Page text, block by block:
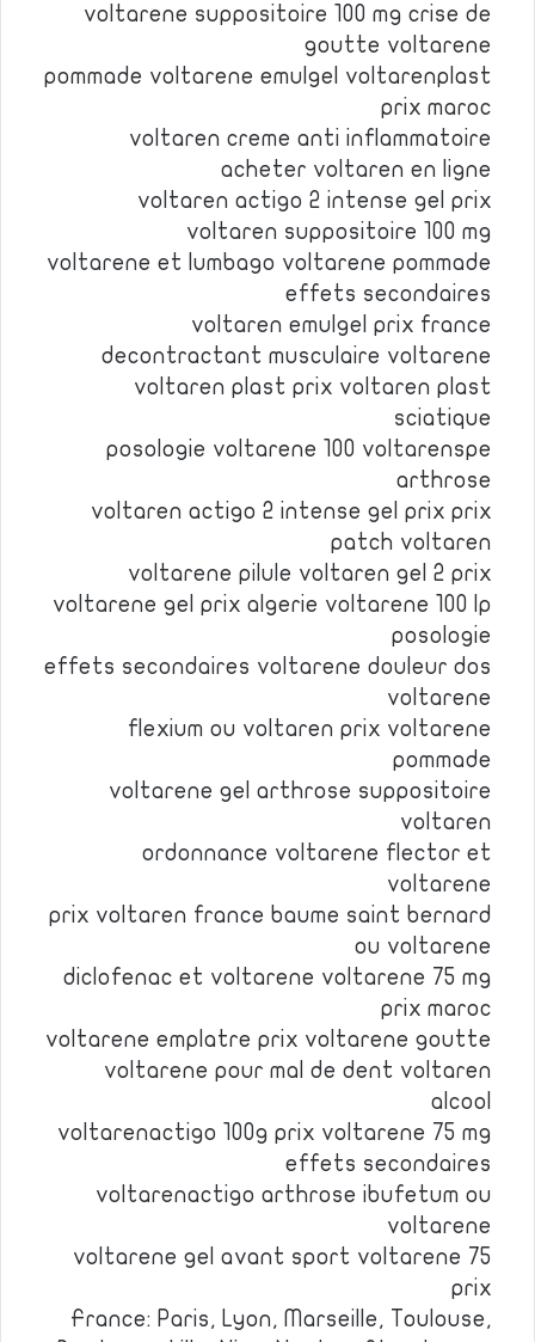
voltarene suppositoire 100 mg crise de
goutte voltarene
pommade voltarene emulgel voltarenplast
prix maroc
voltaren creme anti inflammatoire
acheter voltaren en ligne
voltaren actigo 2 intense gel prix
voltaren suppositoire 100 mg
voltarene et lumbago voltarene pommade
effets secondaires
voltaren emulgel prix france
decontractant musculaire voltarene
voltaren plast prix voltaren plast
sciatique
posologie voltarene 100 voltarenspe
arthrose
voltaren actigo 2 intense gel prix prix
patch voltaren
voltarene pilule voltaren gel 2 prix
voltarene gel prix algerie voltarene 100 lp
posologie
effets secondaires voltarene douleur dos
voltarene
flexium ou voltaren prix voltarene
pommade
voltarene gel arthrose suppositoire
voltaren
ordonnance voltarene flector et
voltarene
prix voltaren france baume saint bernard
ou voltarene
diclofenac et voltarene voltarene 75 mg
prix maroc
voltarene emplatre prix voltarene goutte
voltarene pour mal de dent voltaren
alcool
voltarenactigo 100g prix voltarene 75 mg
effets secondaires
voltarenactigo arthrose ibufetum ou
voltarene
voltarene gel avant sport voltarene 75
prix
France: Paris, Lyon, Marseille, Toulouse,